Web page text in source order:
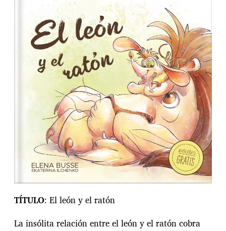
TÍTULO: El león y el ratón
La insólita relación entre el león y el ratón cobra